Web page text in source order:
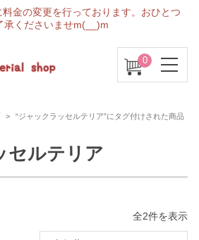
金の変更を行っております。おひとつ
承くださいませm(__)m
0
“ジャックラッセルテリア”にタグ付けされた商品
セルテリア
全2件を表示人
気